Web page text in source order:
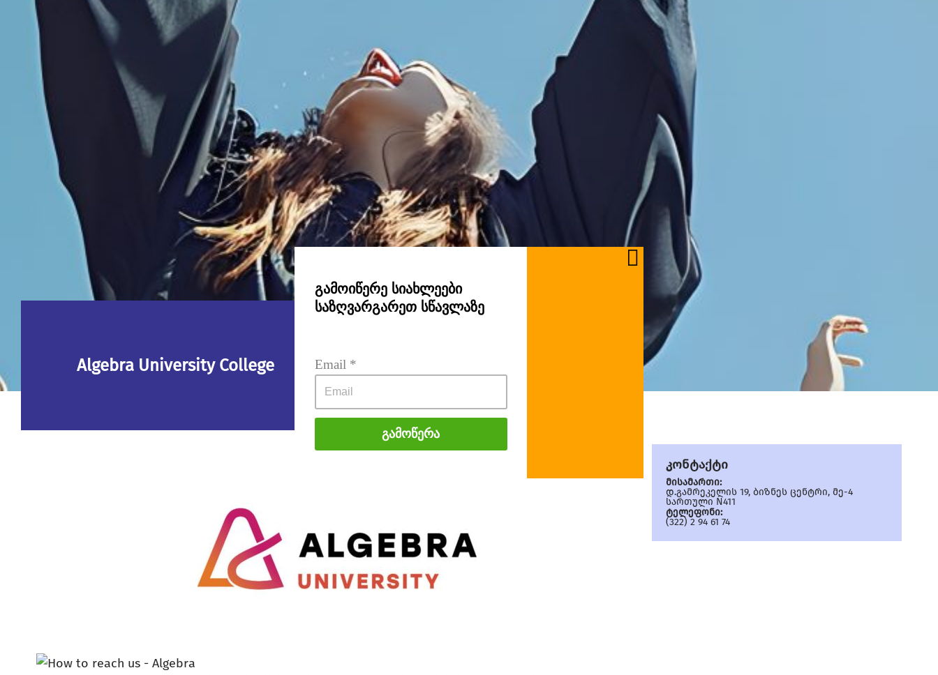
Algebra University College
კონტაქტი
მისამართი:
დ.გამრეკელის 19, ბიზნეს ცენტრი, მე-4
სართული N411
ტელეფონი:
(322) 2 94 61 74
გამოიწერე სიახლეები
საზღვარგარეთ სწავლაზე
Email *
Გამოწერა